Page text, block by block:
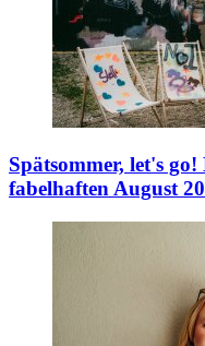
Spätsommer, let's go!
fabelhaften August